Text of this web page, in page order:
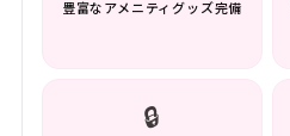
豊富なアメニティグッズ完備
🔒